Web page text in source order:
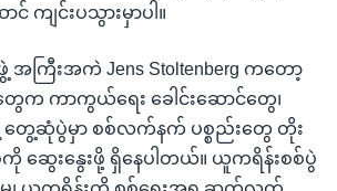
ကျင်းပသွားမှာပါ။
ကြီးအကဲ Jens Stoltenberg ကတော့
ေက ကာကွယ်ရေး ခေါင်းဆောင်တွေ၊
တွေ့ဆုံပွဲမှာ စစ်လက်နက် ပစ္စည်းတွေ တိုး
ဆွေးနွေးဖို့ ရှိနေပါတယ်။ ယူကရိန်းစစ်ပွဲ